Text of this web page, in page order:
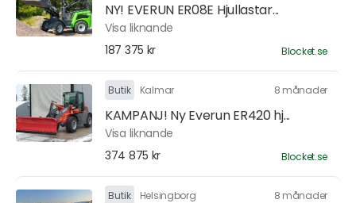
NY! EVERUN ER08E Hjullastar...
Visa liknande
187 375 kr
Blocket.se
Butik Kalmar 8 månader
KAMPANJ! Ny Everun ER420 hj...
Visa liknande
374 875 kr
Blocket.se
Butik Helsingborg 8 månader